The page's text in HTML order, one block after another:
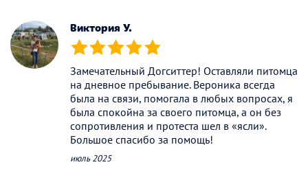
Виктория У.
(*) (*) (*) (*) (*)
Замечательный Догситтер! Оставляли питомца
на дневное пребывание. Вероника всегда
была на связи, помогала в любых вопросах, я
была спокойна за своего питомца, а он без
сопротивления и протеста шел в «ясли».
Большое спасибо за помощь!
июль 2025